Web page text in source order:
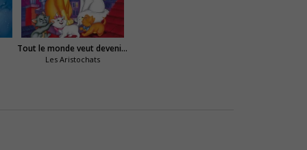
Tout le monde veut devenir un cat
Les Aristochats